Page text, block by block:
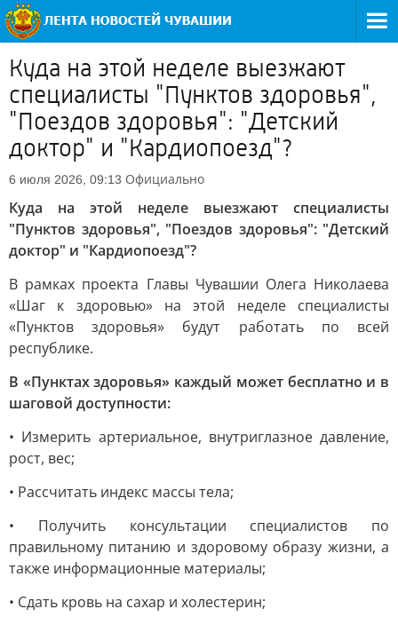
Куда на этой неделе выезжают
специалисты "Пунктов здоровья",
"Поездов здоровья": "Детский
доктор" и "Кардиопоезд"?
6 июля 2026, 09:13 Официально
Куда на этой неделе выезжают специалисты
"Пунктов здоровья", "Поездов здоровья": "Детский
доктор" и "Кардиопоезд"?
В рамках проекта Главы Чувашии Олега Николаева
«Шаг к здоровью» на этой неделе специалисты
«Пунктов здоровья» будут работать по всей
республике.
В «Пунктах здоровья» каждый может бесплатно и в
шаговой доступности:
• Измерить артериальное, внутриглазное давление,
рост, вес;
• Рассчитать индекс массы тела;
• Получить консультации специалистов по
правильному питанию и здоровому образу жизни, а
также информационные материалы;
• Сдать кровь на сахар и холестерин;